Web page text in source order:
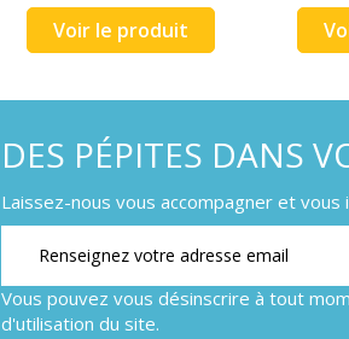
Voir le produit
DES PÉPITES DANS
Laissez-nous vous accompagner et
Vous pouvez vous désinscrire à tout
d'utilisation du site.